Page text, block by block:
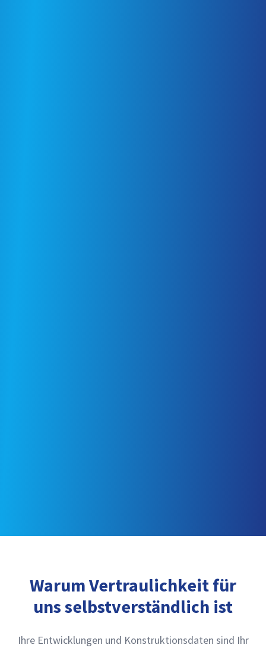
Warum Vertraulichkeit für
uns selbstverständlich ist
Ihre Entwicklungen und Konstruktionsdaten sind Ihr